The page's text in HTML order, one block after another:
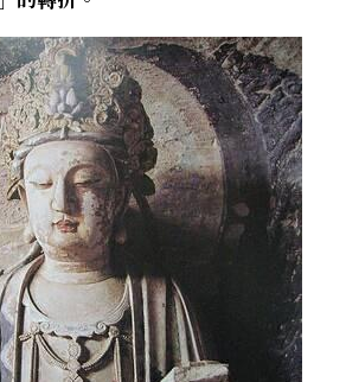
人生（上）——談閱讀對自我生
人生（下）——談閱讀對自我生
我的魅力
悸
的心
注
外觀
・轉載
聯絡我們
之美
摩詰經》
德經》CD與課程大綱
霓霞